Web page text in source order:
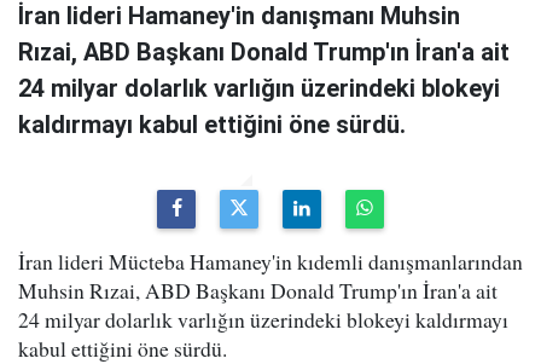
İran lideri Hamaney'in danışmanı Muhsin
Rızai, ABD Başkanı Donald Trump'ın İran'a ait
24 milyar dolarlık varlığın üzerindeki blokeyi
kaldırmayı kabul ettiğini öne sürdü.
İran lideri Mücteba Hamaney'in kıdemli danışmanlarından
Muhsin Rızai, ABD Başkanı Donald Trump'ın İran'a ait
24 milyar dolarlık varlığın üzerindeki blokeyi kaldırmayı
kabul ettiğini öne sürdü.